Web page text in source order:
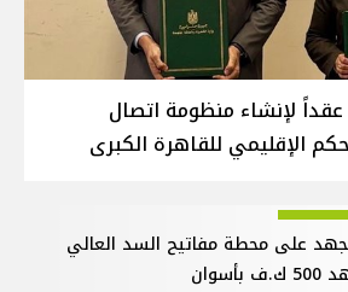
لإنشاء منظومة اتصال
الإقليمي للقاهرة الكبرى
على محطة مفاتيح السد العالي